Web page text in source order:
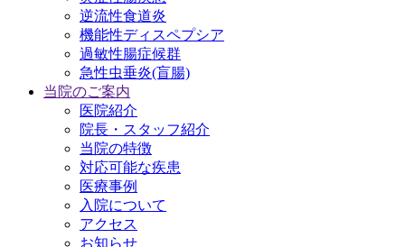
逆流性食道炎
機能性ディスペプシア
過敏性腸症候群
急性虫垂炎(盲腸)
当院のご案内
医院紹介
院長・スタッフ紹介
当院の特徴
対応可能な疾患
医療事例
入院について
アクセス
お知らせ